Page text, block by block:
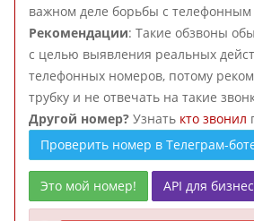
важном деле борьбы с
Рекомендации: Такие обзвоны
с целью выявления реальных
телефонных номеров, потому
трубку и не отвечать на такие
Другой номер? Узнать кто звонил
Проверить номер в Телеграм-
Это мой номер! API для